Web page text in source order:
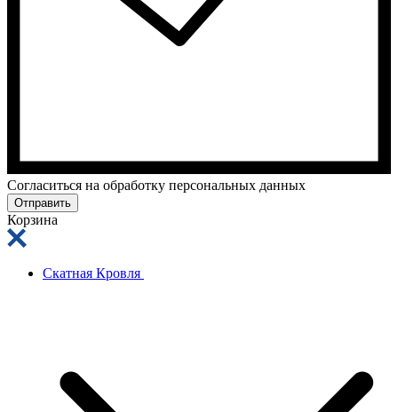
Cогласиться на обработку персональных данных
Отправить
Корзина
Скатная Кровля